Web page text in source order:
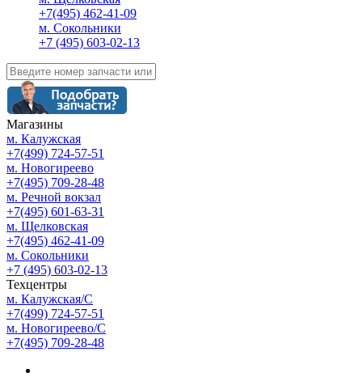
+7(495) 462-41-09
м. Сокольники
+7 (495) 603-02-13
Магазины
м. Калужская
+7(499) 724-57-51
м. Новогиреево
+7(495) 709-28-48
м. Речной вокзал
+7(495) 601-63-31
м. Щелковская
+7(495) 462-41-09
м. Сокольники
+7 (495) 603-02-13
Техцентры
м. Калужская/С
+7(499) 724-57-51
м. Новогиреево/С
+7(495) 709-28-48